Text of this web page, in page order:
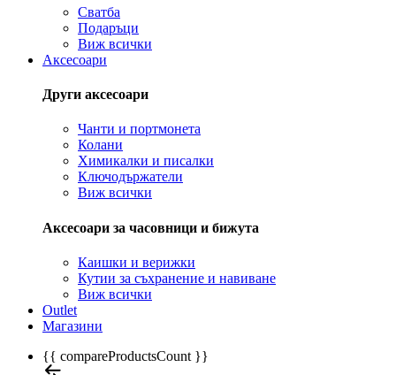
Сватба
Подаръци
Виж всички
Аксесоари
Други аксесоари
Чанти и портмонета
Колани
Химикалки и писалки
Ключодържатели
Виж всички
Аксесоари за часовници и бижута
Каишки и верижки
Кутии за съхранение и навиване
Виж всички
Outlet
Магазини
{{ compareProductsCount }}